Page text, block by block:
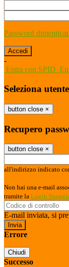
Password
-
Entra con SPID
Seleziona utente
button close ×
Recupero
button close ×
all'indirizzo indicato
Non hai una e-mail
tramite la Login
E-mail inviata, si
Errore
Chiudi
Successo